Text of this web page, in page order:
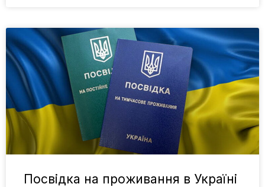
Посвідка на проживання в Україні